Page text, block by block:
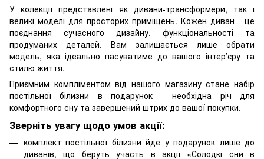
У колекції представлені як дивани-трансформери, так і
великі моделі для просторих приміщень. Кожен диван - це
поєднання сучасного дизайну, функціональності та
продуманих деталей. Вам залишається лише обрати
модель, яка ідеально пасуватиме до вашого інтер’єру та
стилю життя.
Приємним компліментом від нашого магазину стане набір
постільної білизни в подарунок - необхідна річ для
комфортного сну та завершений штрих до вашої покупки.
Зверніть увагу щодо умов акції:
комплект постільної білизни йде у подарунок лише до
диванів, що беруть участь в акції «Солодкі сни в